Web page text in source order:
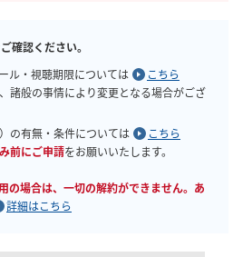
確認ください。
ル・視聴期限については
こちら
諸般の事情により変更となる場合がござ
の有無・条件については
こちら
前にご申請をお願いいたします。
の場合は、一切の解約ができません。あ
詳細はこちら